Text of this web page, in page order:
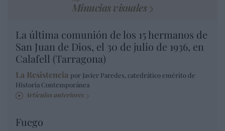
Minucias visuales
La última comunión de los 15 hermanos de
San Juan de Dios, el 30 de julio de 1936, en
Calafell (Tarragona)
La Resistencia por Javier Paredes, catedrático emérito de
Historia Contemporánea
Artículos anteriores
Fuego